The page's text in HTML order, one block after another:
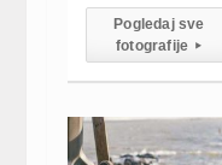
Pogledaj sve
fotografije▸